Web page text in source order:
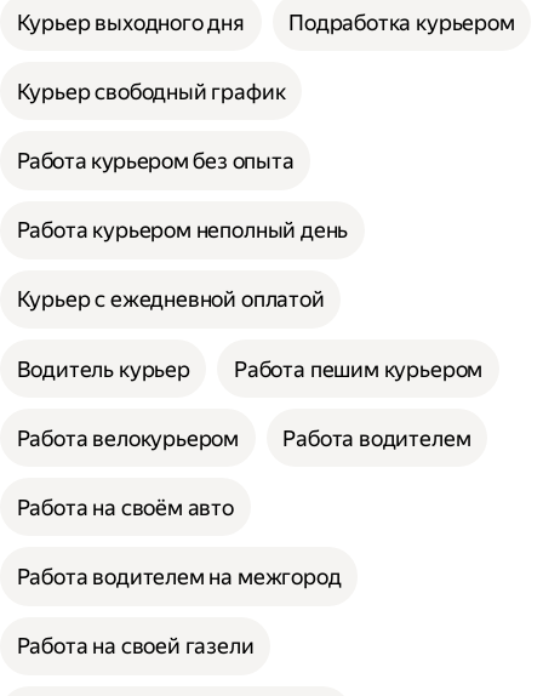
Курьер выходного дня Подработка курьером
Курьер свободный график
Работа курьером без опыта
Работа курьером неполный день
Курьер с ежедневной оплатой
Водитель курьер Работа пешим курьером
Работа велокурьером Работа водителем
Работа на своём авто
Работа водителем на межгород
Работа на своей газели